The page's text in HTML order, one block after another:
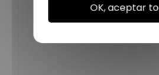
OK, aceptar